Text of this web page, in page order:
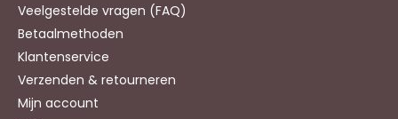
Veelgestelde vragen (FAQ)
Betaalmethoden
Klantenservice
Verzenden & retourneren
Mijn account